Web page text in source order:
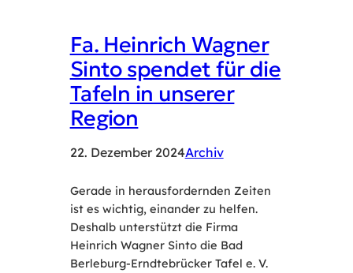
Fa. Heinrich Wagner
Sinto spendet für die
Tafeln in unserer
Region
22. Dezember 2024Archiv
Gerade in herausfordernden Zeiten
ist es wichtig, einander zu helfen.
Deshalb unterstützt die Firma
Heinrich Wagner Sinto die Bad
Berleburg-Erndtebrücker Tafel e. V.